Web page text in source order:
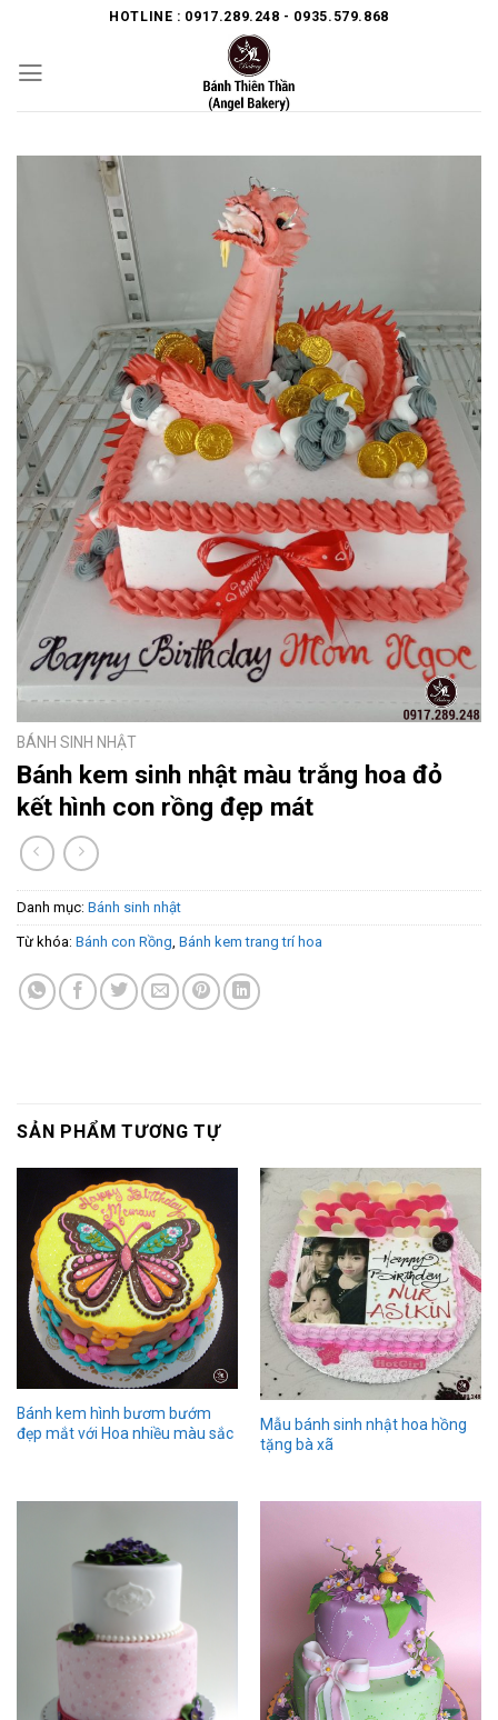
content
HOTLINE : 0917.289.248 - 0935.579.868
BÁNH SINH NHẬT
Bánh kem sinh nhật màu trắng hoa đỏ
kết hình con rồng đẹp mát
Danh mục: Bánh sinh nhật
Từ khóa: Bánh con Rồng Bánh kem trang trí hoa
SẢN PHẨM TƯƠNG TỰ
Bánh kem hình bươm bướm
đẹp mắt với Hoa nhiều màu sắc
Mẫu bánh sinh nhật hoa hồng
tặng bà xã